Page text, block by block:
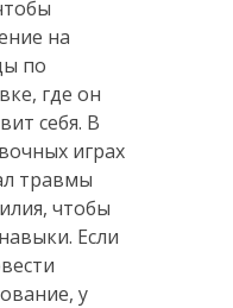
на
по
где он
себя. В
играх
травмы
чтобы
Если
у